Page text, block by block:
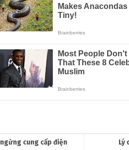
cung cấp điện Lý